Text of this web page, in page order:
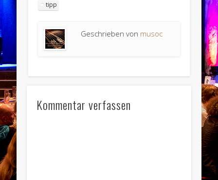
tipp
Geschrieben von musoc
Kommentar verfassen